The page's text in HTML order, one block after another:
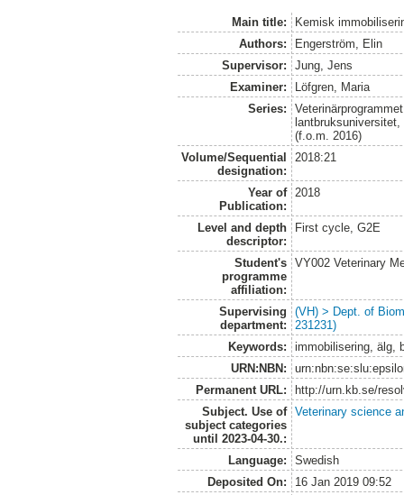
Main title:
Kemisk
Authors:
Engerström, Elin
Supervisor:
Jung, Jens
Examiner:
Löfgren, Maria
Series:
(f.o.m. 2016)
Volume/Sequential
designation:
2018:21
Year of
Publication:
2018
Level and depth
descriptor:
First cycle, G2E
Student's
programme
affiliation:
VY002 Veterinary
Supervising
department:
(VH) > Dept. of
231231)
Keywords:
immobilisering, älg,
URN:NBN:
Permanent URL:
http://urn.kb.se/
Subject. Use of
subject categories
until 2023-04-30.:
Veterinary science
Language:
Swedish
Deposited On:
16 Jan 2019 09:52